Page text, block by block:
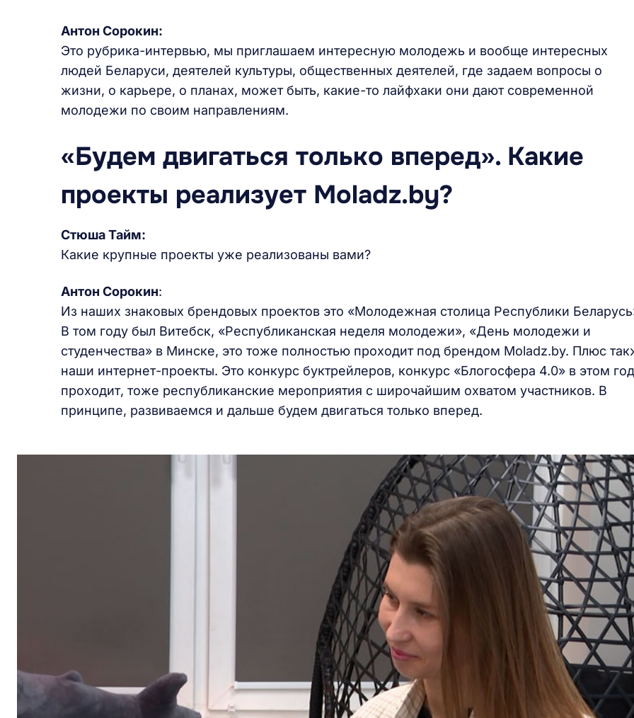
Антон Сорокин:
Это рубрика-интервью, мы приглашаем интересную молодежь и вообще интересных
людей Беларуси, деятелей культуры, общественных деятелей, где задаем вопросы о
жизни, о карьере, о планах, может быть, какие-то лайфхаки они дают современной
молодежи по своим направлениям.
«Будем двигаться только вперед». Какие
проекты реализует Moladz.by?
Стюша Тайм:
Какие крупные проекты уже реализованы вами?
Антон Сорокин:
Из наших знаковых брендовых проектов это «Молодежная столица Республики
В том году был Витебск, «Республиканская неделя молодежи», «День молодежи и
студенчества» в Минске, это тоже полностью проходит под брендом Moladz.by. Плюс
наши интернет-проекты. Это конкурс буктрейлеров, конкурс «Блогосфера 4.0» в этом
проходит, тоже республиканские мероприятия с широчайшим охватом участников. В
принципе, развиваемся и дальше будем двигаться только вперед.